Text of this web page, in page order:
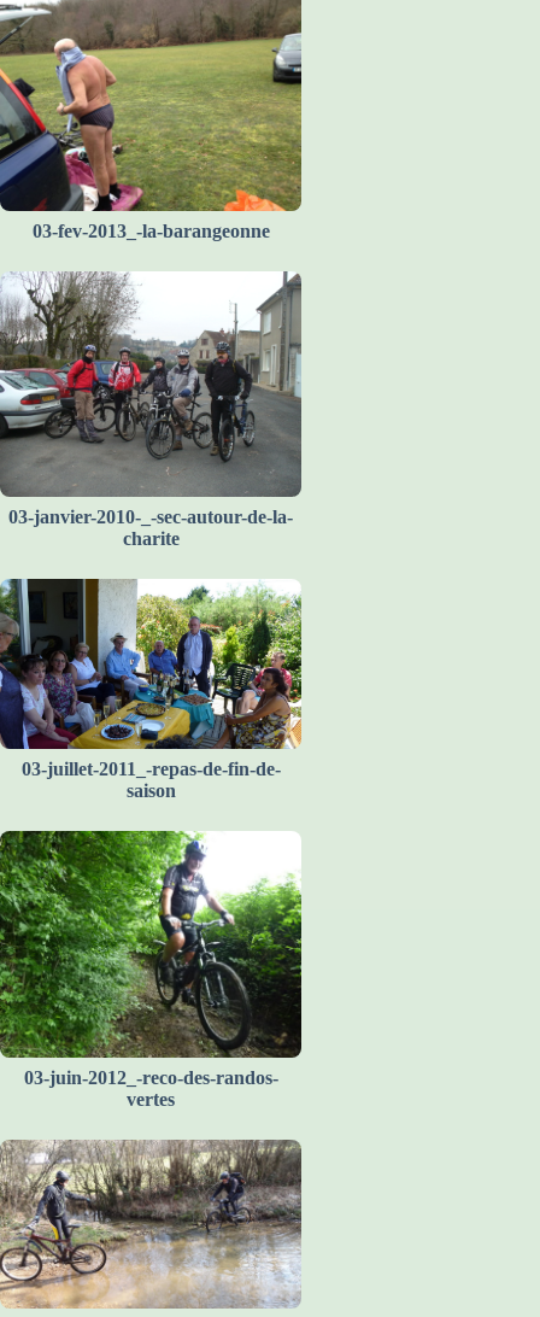
03-fev-2013_-la-barangeonne
03-janvier-2010-_-sec-autour-de-la-
charite
03-juillet-2011_-repas-de-fin-de-
saison
03-juin-2012_-reco-des-randos-
vertes